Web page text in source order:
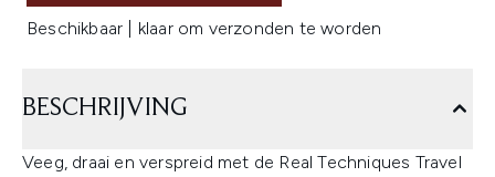
Beschikbaar | klaar om verzonden te worden
BESCHRIJVING
Veeg, draai en verspreid met de Real Techniques Travel